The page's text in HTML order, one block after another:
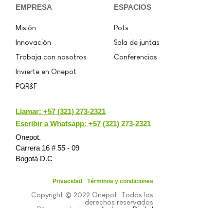
EMPRESA
Misión
Innovación
Trabaja con nosotros
Invierte en Onepot
PQR&F
ESPACIOS
Pots
Sala de juntas
Conferencias
Llamar:+57 (321) 273-2321
Escribir a Whatsapp: +57 (321) 273-2321
Onepot.
Carrera 16 # 55 - 09
Bogotá D.C
Privacidad Términos y condiciones
Copyright © 2022 Onepot. Todos los
derechos reservados